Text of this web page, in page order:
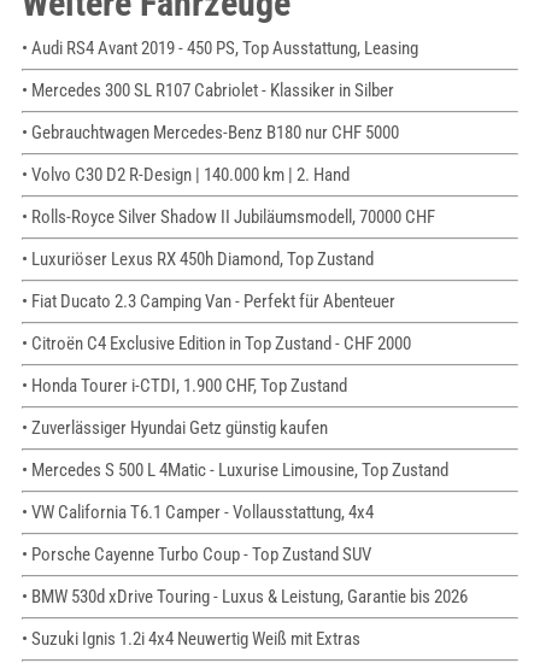
• Audi RS4 Avant 2019 - 450 PS, Top Ausstattung, Leasing
• Mercedes 300 SL R107 Cabriolet - Klassiker in Silber
• Gebrauchtwagen Mercedes-Benz B180 nur CHF 5000
• Volvo C30 D2 R-Design | 140.000 km | 2. Hand
• Rolls-Royce Silver Shadow II Jubiläumsmodell, 70000 CHF
• Luxuriöser Lexus RX 450h Diamond, Top Zustand
• Fiat Ducato 2.3 Camping Van - Perfekt für Abenteuer
• Citroën C4 Exclusive Edition in Top Zustand - CHF 2000
• Honda Tourer i-CTDI, 1.900 CHF, Top Zustand
• Zuverlässiger Hyundai Getz günstig kaufen
• Mercedes S 500 L 4Matic - Luxurise Limousine, Top Zustand
• VW California T6.1 Camper - Vollausstattung, 4x4
• Porsche Cayenne Turbo Coup - Top Zustand SUV
• BMW 530d xDrive Touring - Luxus & Leistung, Garantie bis 2026
• Suzuki Ignis 1.2i 4x4 Neuwertig Weiß mit Extras